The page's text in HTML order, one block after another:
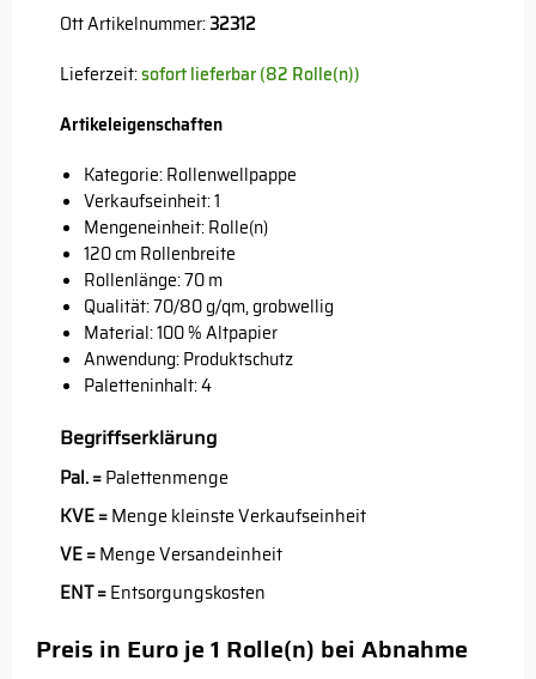
Ott Artikelnummer:32312
Lieferzeit:sofort lieferbar (82 Rolle(n))
Artikeleigenschaften
Kategorie: Rollenwellpappe
Verkaufseinheit: 1
Mengeneinheit: Rolle(n)
120 cm Rollenbreite
Rollenlänge: 70 m
Qualität: 70/80 g/qm, grobwellig
Material: 100 % Altpapier
Anwendung: Produktschutz
Paletteninhalt: 4
Begriffserklärung
Pal. =Palettenmenge
KVE =Menge kleinste Verkaufseinheit
VE =Menge Versandeinheit
ENT =Entsorgungskosten
Preis in Euro je 1 Rolle(n) bei Abnahme